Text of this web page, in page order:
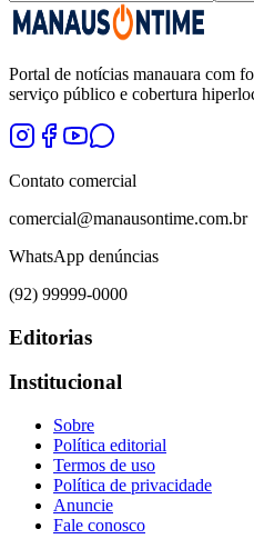
Portal de notícias manauara com
serviço público e cobertura
Contato comercial
comercial@manausontime.com.br
WhatsApp denúncias
(92) 99999-0000
Editorias
Institucional
Sobre
Política editorial
Termos de uso
Política de privacidade
Anuncie
Fale conosco